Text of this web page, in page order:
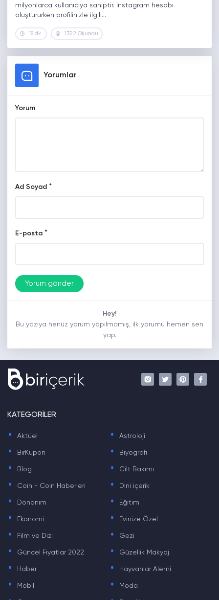
milyonlarca kullanıcıya sahiptir. İnstagram hesabı
oluştururken profilinizle ilgili…
18 dk. 1322 Okundu
Yorumlar
Yorum
Ad Soyad *
E-posta *
Hey!
Bu yazıya henüz yorum yapılmamış, ilk yorumu hemen sen
yap.
KATEGORİLER
. Aktüel . Astroloji
. BirKupon . Biyografi
. Blog . Cilt Bakımı
. Coin - Coin Haberleri . Dini içerik
. Donanım . Eğitim
. Ekonomi . Evinize Özel
. Film ve Dizi . Gezi
. Güncel Fiyatlar 2022 . Güzellik Makyaj
. Haber . Hayvanlar Alemi
. Mobil . Moda